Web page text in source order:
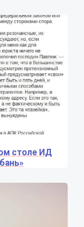
столе ИД